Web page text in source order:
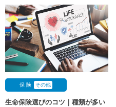
保 険 その他
生命保険選びのコツ｜種類が多い